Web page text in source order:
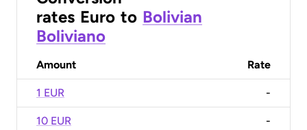
rates Euro to Bolivian
Boliviano
Amount Rate
1 EUR -
10 EUR -